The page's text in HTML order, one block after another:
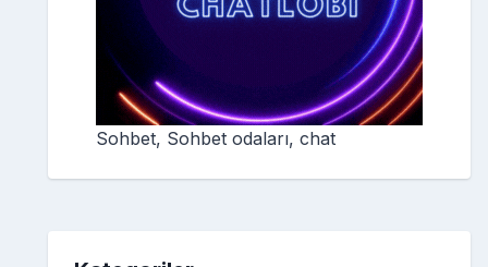
Sohbet, Sohbet odaları, chat